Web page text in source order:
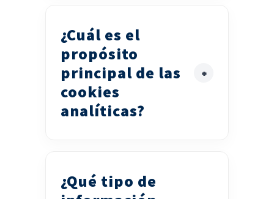
¿Cuál es el
propósito
principal de las
cookies
analíticas?
¿Qué tipo de